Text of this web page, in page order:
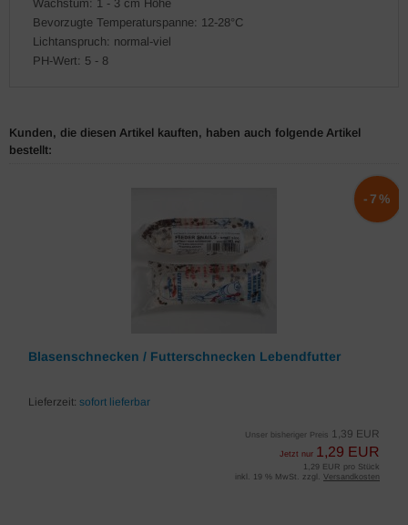
Wachstum: 1 - 3 cm Höhe
Bevorzugte Temperaturspanne: 12-28°C
Lichtanspruch: normal-viel
PH-Wert: 5 - 8
Kunden, die diesen Artikel kauften, haben auch folgende Artikel
bestellt:
Blasenschnecken / Futterschnecken Lebendfutter
Lieferzeit: sofort lieferbar
Unser bisheriger Preis 1,39 EUR
Jetzt nur 1,29 EUR
-7%
1,29 EUR pro Stück
inkl. 19 % MwSt. zzgl. Versandkosten